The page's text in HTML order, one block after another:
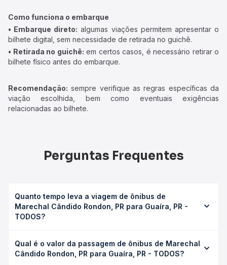
Como funciona o embarque
• Embarque direto: algumas viações permitem apresentar o
bilhete digital, sem necessidade de retirada no guichê.
• Retirada no guichê: em certos casos, é necessário retirar o
bilhete físico antes do embarque.
Recomendação: sempre verifique as regras específicas da
viação escolhida, bem como eventuais exigências
relacionadas ao bilhete.
Perguntas Frequentes
Quanto tempo leva a viagem de ônibus de
Marechal Cândido Rondon, PR para Guaíra, PR -
TODOS?
para Guaíra, PR - TODOS leva em média 1h 33min,
podendo variar conforme a viação, o tipo de serviço
Qual é o valor da passagem de ônibus de Marechal
Cândido Rondon, PR para Guaíra, PR - TODOS?